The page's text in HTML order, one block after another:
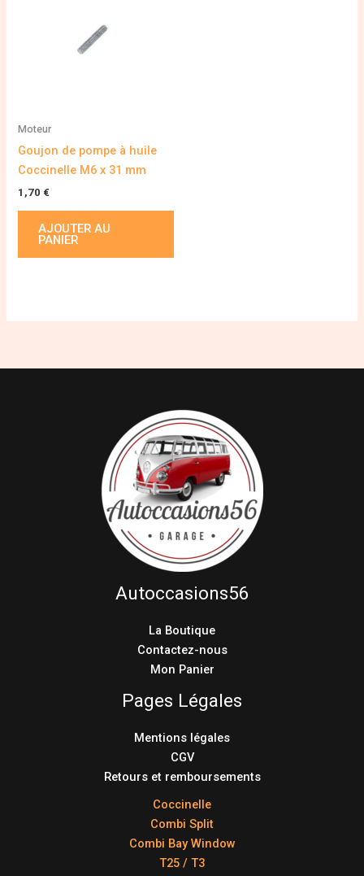
Moteur
Goujon de pompe à huile
Coccinelle M6 x 31 mm
1,70 €
AJOUTER AU
PANIER
Autoccasions56
La Boutique
Contactez-nous
Mon Panier
Pages Légales
Mentions légales
CGV
Retours et remboursements
Coccinelle
Combi Split
Combi Bay Window
T25 / T3